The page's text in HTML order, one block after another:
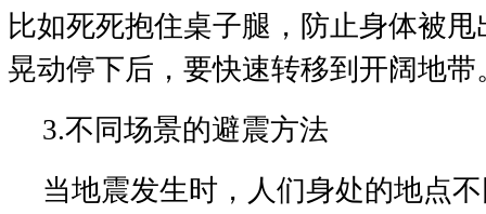
比如死死抱住桌子腿，防止身体被
晃动停下后，要快速转移到开阔地带
3.不同场景的避震方法
当地震发生时，人们身处的地点